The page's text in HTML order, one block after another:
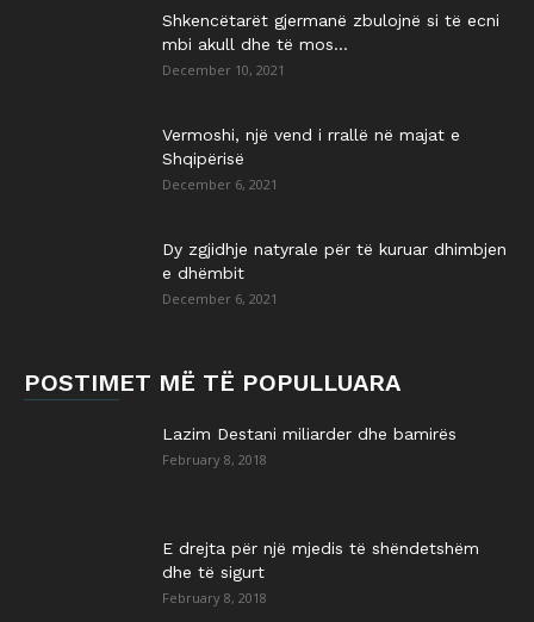
Shkencëtarët gjermanë zbulojnë si të ecni
mbi akull dhe të mos...
December 10, 2021
Vermoshi, një vend i rrallë në majat e
Shqipërisë
December 6, 2021
Dy zgjidhje natyrale për të kuruar dhimbjen
e dhëmbit
December 6, 2021
POSTIMET MË TË POPULLUARA
Lazim Destani miliarder dhe bamirës
February 8, 2018
E drejta për një mjedis të shëndetshëm
dhe të sigurt
February 8, 2018